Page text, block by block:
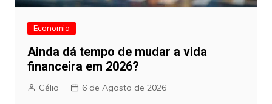
Economia
Ainda dá tempo de mudar a vida
financeira em 2026?
Célio 6 de Agosto de 2026